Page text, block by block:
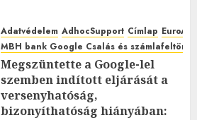
Adatvédelem AdhocSupport Címlap
MBH bank Google Csalás és
Megszüntette a Google-lel
szemben indított eljárását a
versenyhatóság,
bizonyíthatóság hiányában: